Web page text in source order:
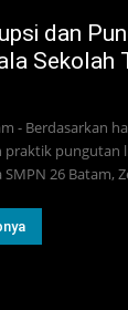
dan
Sekolah
- Berdasarkan
pungutan
26 Batam,